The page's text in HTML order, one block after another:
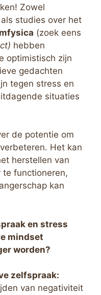
Zowel
als studies over het
(zoek eens
hebben
optimistisch zijn
gedachten
tegen stress en
situaties
de potentie om
Het kan
herstellen van
te functioneren,
kan
en stress
mindset
worden?
zelfspraak:
van negativiteit